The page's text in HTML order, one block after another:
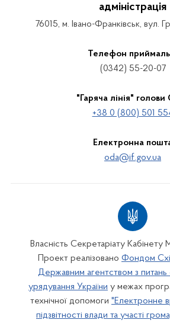
адміністрація
76015, м. Івано-Франківськ, вул.
Телефон
(0342) 55-20-07
"Гаряча лінія"
+38 0 (800) 501
Електронна
oda@if.gov.ua
Власність Секретаріату Кабінету
Проект реалізовано Фондом
Державним агентством з
урядування України у межах
технічної допомоги "Електронне
підзвітності влади та участі